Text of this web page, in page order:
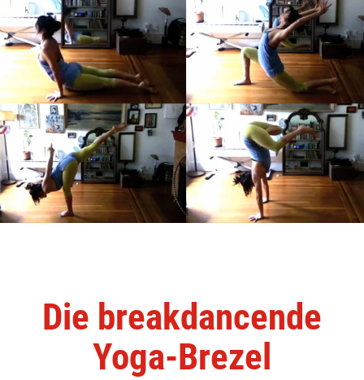
Die breakdancende
Yoga-Brezel